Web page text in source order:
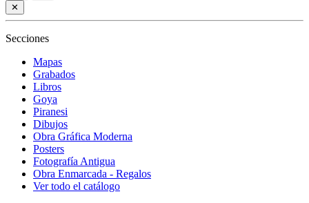
✕
Secciones
Mapas
Grabados
Libros
Goya
Piranesi
Dibujos
Obra Gráfica Moderna
Posters
Fotografía Antigua
Obra Enmarcada - Regalos
Ver todo el catálogo